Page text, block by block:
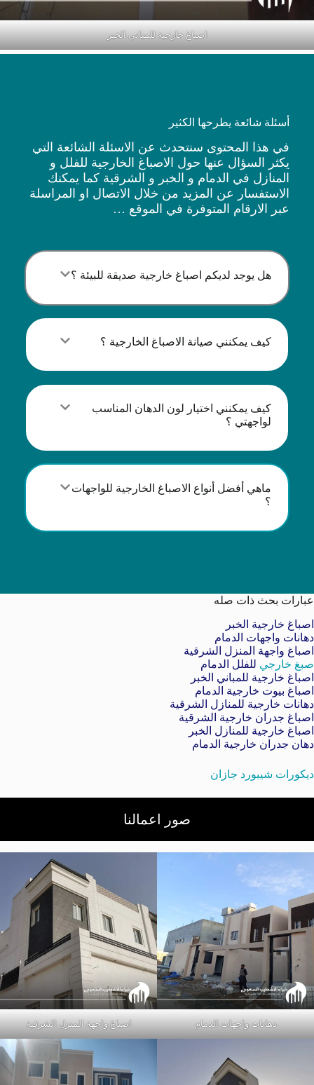
اصباغ خارجية للمباني الخبر
أسئلة شائعة يطرحها الكثير
في هذا المحتوى سنتحدث عن الاسئلة الشائعة التي
يكثر السؤال عنها حول الاصباغ الخارجية للفلل و
المنازل في الدمام و الخبر و الشرقية كما يمكنك
الاستفسار عن المزيد من خلال الاتصال او المراسلة
عبر الارقام المتوفرة في الموقع …
هل يوجد لديكم اصباغ خارجية صديقة للبيئة ؟
كيف يمكنني صيانة الاصباغ الخارجية ؟
كيف يمكنني اختيار لون الدهان المناسب
لواجهتي ؟
ماهي أفضل أنواع الاصباغ الخارجية للواجهات
؟
عبارات بحث ذات صله
اصباغ خارجية الخبر
دهانات واجهات الدمام
اصباغ واجهة المنزل الشرقية
صبغ خارجي للفلل الدمام
اصباغ خارجية للمباني الخبر
اصباغ بيوت خارجية الدمام
دهانات خارجية للمنازل الشرقية
اصباغ جدران خارجية الشرقية
اصباغ خارجية للمنازل الخبر
دهان جدران خارجية الدمام
ديكورات شيبورد جازان
صور اعمالنا
دهانات واجهات الدمام اصباغ واجهة المنزل الشرقية